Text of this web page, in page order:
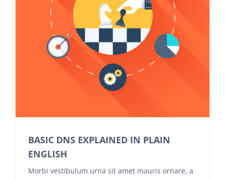
BASIC DNS EXPLAINED IN PLAIN
ENGLISH
Morbi vestibulum urna sit amet mauris ornare, a